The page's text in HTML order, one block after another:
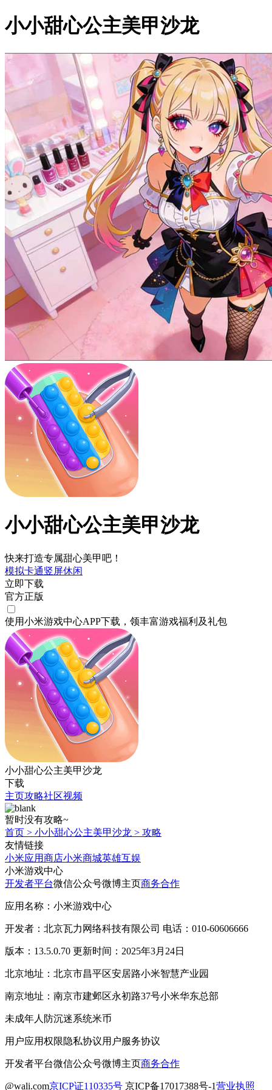
小小甜心公主美甲沙龙
小小甜心公主美甲沙龙
快来打造专属甜心美甲吧！
模拟卡通竖屏休闲
立即下载
官方正版
使用小米游戏中心APP下载 ，领丰富游戏福利 及礼包
小小甜心公主美甲沙龙
下载
主页攻略社区视频
暂时没有攻略~
首页 > 小小甜心公主美甲沙龙 > 攻略
友情链接
小米应用商店小米商城英雄互娱
小米游戏中心
开发者平台微信公众号微博主页商务合作
应用名称：小米游戏中心
开发者：北京瓦力网络科技有限公司 电话：010-60606666
版本：13.5.0.70 更新时间：2025年3月24日
北京地址：北京市昌平区安居路小米智慧产业园
南京地址：南京市建邺区永初路37号小米华东总部
未成年人防沉迷系统米币
用户应用权限隐私协议用户服务协议
开发者平台微信公众号微博主页商务合作
@wali.com京ICP证110335号 京ICP备17017388号-1营业执照